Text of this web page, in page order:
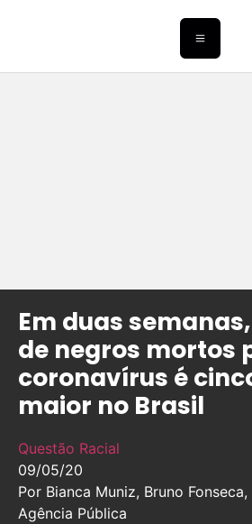
Em duas
de negros mortos
coronavírus é
maior no Brasil
Questão Racial
09/05/20
Por Bianca Muniz, Bruno Fonseca,
Agência Pública